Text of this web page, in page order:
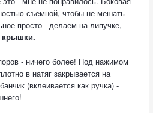
съемной, чтобы не мешать
просто - делаем на липучке,
крышки.
- ничего более! Под нажимом
в натяг закрывается на
(вклеивается как ручка) -